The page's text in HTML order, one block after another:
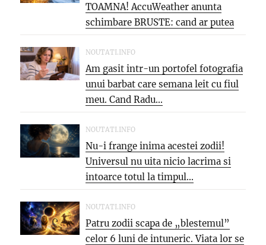
TOAMNA! AccuWeather anunta
schimbare BRUSTE: cand ar putea
veni...
NOUTATI.INFO
Am gasit intr-un portofel fotografia
unui barbat care semana leit cu fiul
meu. Cand Radu...
NOUTATI.INFO
Nu-i frange inima acestei zodii!
Universul nu uita nicio lacrima si
intoarce totul la timpul...
NOUTATI.INFO
Patru zodii scapa de „blestemul”
celor 6 luni de intuneric. Viata lor se